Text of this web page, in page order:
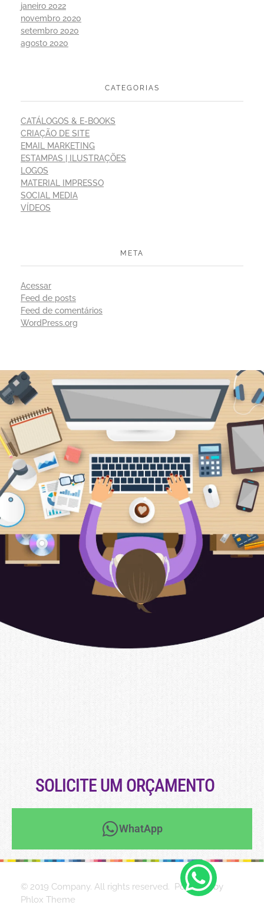
janeiro 2022
novembro 2020
setembro 2020
agosto 2020
CATEGORIAS
CATÁLOGOS & E-BOOKS
CRIAÇÃO DE SITE
EMAIL MARKETING
ESTAMPAS | ILUSTRAÇÕES
LOGOS
MATERIAL IMPRESSO
SOCIAL MEDIA
VÍDEOS
META
Acessar
Feed de posts
Feed de comentários
WordPress.org
SOLICITE UM ORÇAMENTO
WhatApp
© 2019 Company. All rights reserved. Powered by
Phlox Theme